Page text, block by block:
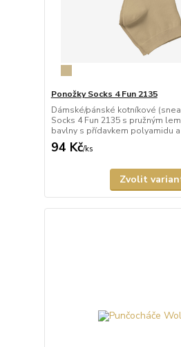
Ponožky Socks 4 Fun 2135
Dámské/pánské kotníkové
Socks 4 Fun 2135 s pružným
bavlny s přídavkem polyamidu
94 Kč/ks
Zvolit